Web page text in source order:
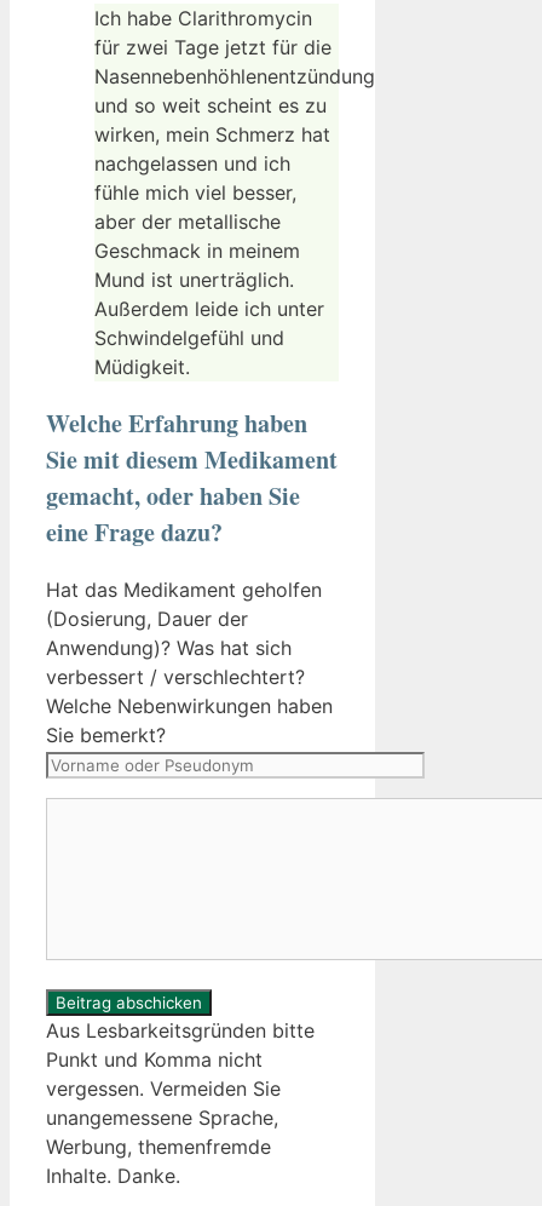
Ich habe Clarithromycin
für zwei Tage jetzt für die
Nasennebenhöhlenentzündung
und so weit scheint es zu
wirken, mein Schmerz hat
nachgelassen und ich
fühle mich viel besser,
aber der metallische
Geschmack in meinem
Mund ist unerträglich.
Außerdem leide ich unter
Schwindelgefühl und
Müdigkeit.
Welche Erfahrung haben
Sie mit diesem Medikament
gemacht, oder haben Sie
eine Frage dazu?
Hat das Medikament geholfen
(Dosierung, Dauer der
Anwendung)? Was hat sich
verbessert / verschlechtert?
Welche Nebenwirkungen haben
Sie bemerkt?Vorname
oder
Pseudonym
Aus Lesbarkeitsgründen bitte
Punkt und Komma nicht
vergessen. Vermeiden Sie
unangemessene Sprache,
Werbung, themenfremde
Inhalte. Danke.